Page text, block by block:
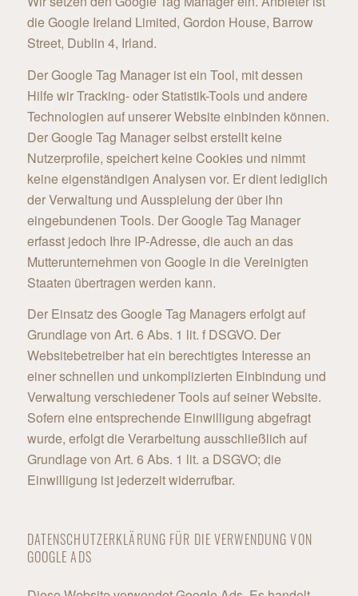
die Google Ireland Limited, Gordon House, Barrow
Street, Dublin 4, Irland.
Der Google Tag Manager ist ein Tool, mit dessen
Hilfe wir Tracking- oder Statistik-Tools und andere
Technologien auf unserer Website einbinden können.
Der Google Tag Manager selbst erstellt keine
Nutzerprofile, speichert keine Cookies und nimmt
keine eigenständigen Analysen vor. Er dient lediglich
der Verwaltung und Ausspielung der über ihn
eingebundenen Tools. Der Google Tag Manager
erfasst jedoch Ihre IP-Adresse, die auch an das
Mutterunternehmen von Google in die Vereinigten
Staaten übertragen werden kann.
Der Einsatz des Google Tag Managers erfolgt auf
Grundlage von Art. 6 Abs. 1 lit. f DSGVO. Der
Websitebetreiber hat ein berechtigtes Interesse an
einer schnellen und unkomplizierten Einbindung und
Verwaltung verschiedener Tools auf seiner Website.
Sofern eine entsprechende Einwilligung abgefragt
wurde, erfolgt die Verarbeitung ausschließlich auf
Grundlage von Art. 6 Abs. 1 lit. a DSGVO; die
Einwilligung ist jederzeit widerrufbar.
DATENSCHUTZERKLÄRUNG FÜR DIE VERWENDUNG VON
GOOGLE ADS